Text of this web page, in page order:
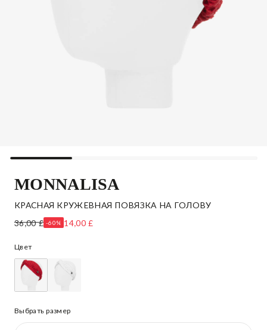
MONNALISA
КРАСНАЯ КРУЖЕВНАЯ ПОВЯЗКА НА ГОЛОВУ
36,00 £ -60% 14,00 £
Цвет
Выбрать размер